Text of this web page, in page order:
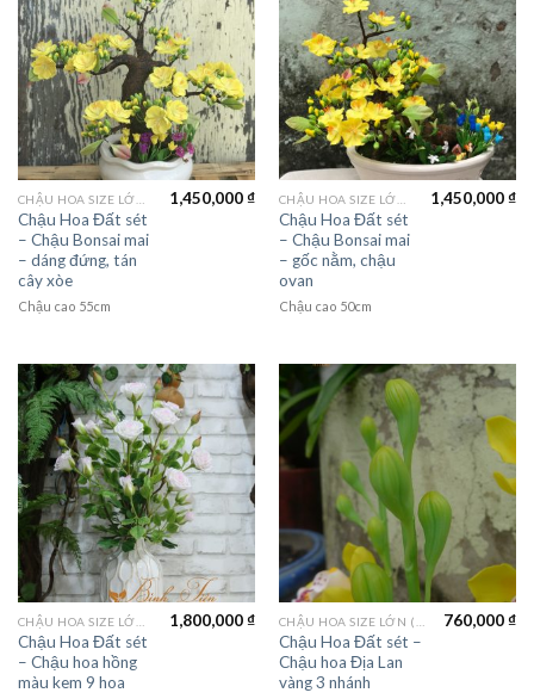
Chậu Hoa Đất sét
– Chậu Bonsai mai
– dáng đứng, tán
cây xòe
1,450,000₫
Chậu cao 55cm
Chậu Hoa Đất sét
– Chậu Bonsai mai
– gốc nằm, chậu
ovan
1,450,000₫
Chậu cao 50cm
Chậu Hoa Đất sét
– Chậu hoa hồng
màu kem 9 hoa
1,800,000₫
Chậu Hoa Đất sét –
Chậu hoa Địa Lan
vàng 3 nhánh
760,000₫